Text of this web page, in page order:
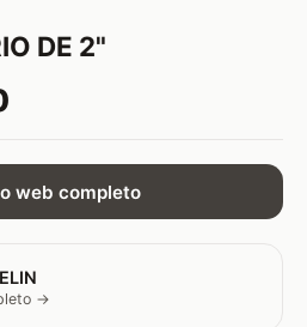
DE 2"
web completo
→